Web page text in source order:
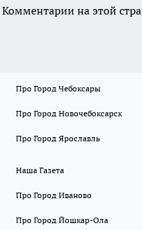
Комментарии на этой
Про Город Чебоксары
Про Город Новочебоксарск
Про Город Ярославль
Наша Газета
Про Город Иваново
Про Город Йошкар-Ола